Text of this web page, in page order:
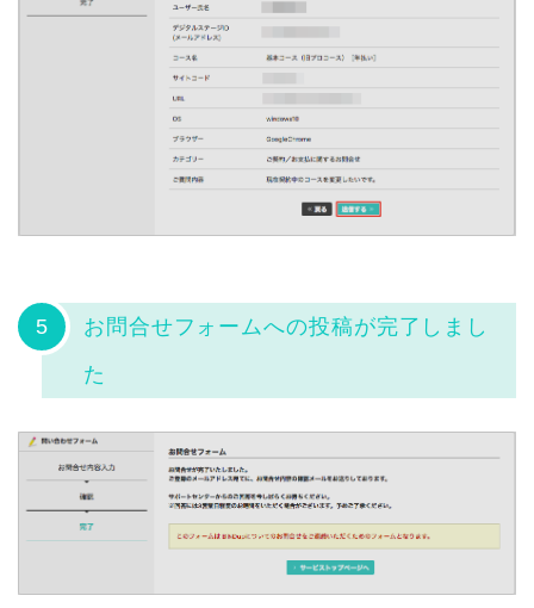
5
お問合せフォームへの投稿が完了しまし
た